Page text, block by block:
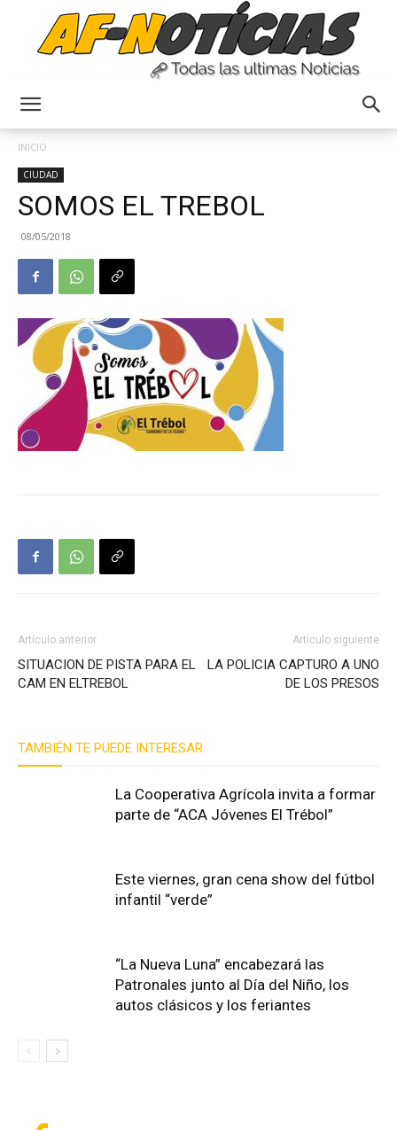
INICIO
CIUDAD
SOMOS EL TREBOL
08/05/2018
Artículo anterior
SITUACION DE PISTA PARA EL
CAM EN ELTREBOL
Artículo siguiente
LA POLICIA CAPTURO A UNO
DE LOS PRESOS
TAMBIÉN TE PUEDE INTERESAR
La Cooperativa Agrícola invita a formar
parte de “ACA Jóvenes El Trébol”
Este viernes, gran cena show del fútbol
infantil “verde”
“La Nueva Luna” encabezará las
Patronales junto al Día del Niño, los
autos clásicos y los feriantes